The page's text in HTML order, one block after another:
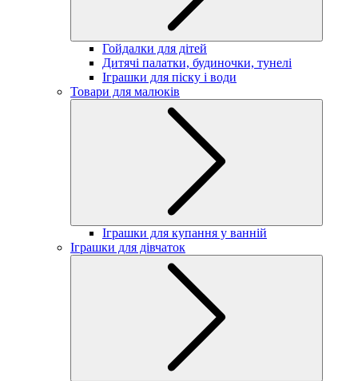
Гойдалки для дітей
Дитячі палатки, будиночки, тунелі
Іграшки для піску і води
Товари для малюків
Іграшки для купання у ванній
Іграшки для дівчаток